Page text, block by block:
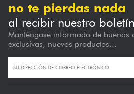
no te pierdas nada
al recibir nuestro boletín
Manténgase informado de buenas
exclusivas, nuevos productos...